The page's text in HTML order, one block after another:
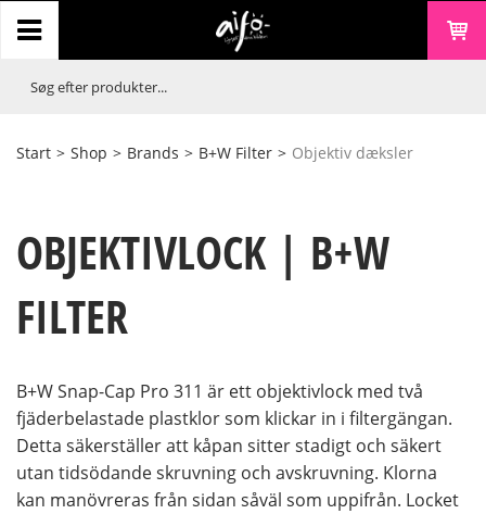
Start > Shop > Brands > B+W Filter > Objektiv dæksler
OBJEKTIVLOCK | B+W
FILTER
B+W Snap-Cap Pro 311 är ett objektivlock med två
fjäderbelastade plastklor som klickar in i filtergängan.
Detta säkerställer att kåpan sitter stadigt och säkert
utan tidsödande skruvning och avskruvning. Klorna
kan manövreras från sidan såväl som uppifrån. Locket